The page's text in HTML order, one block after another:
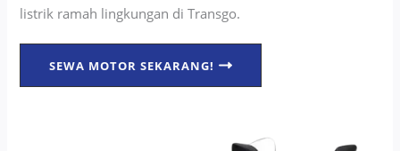
listrik ramah lingkungan di Transgo.
SEWA MOTOR SEKARANG!